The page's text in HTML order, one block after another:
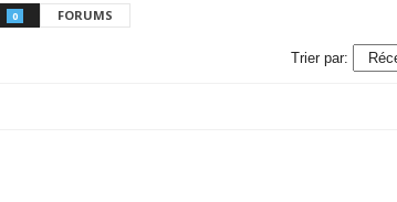
0 FORUMS
Trier par: